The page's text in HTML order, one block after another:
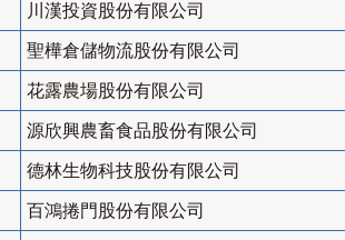
川漢投資股份有限公司
聖樺倉儲物流股份有限公司
花露農場股份有限公司
源欣興農畜食品股份有限公司
德林生物科技股份有限公司
百鴻捲門股份有限公司